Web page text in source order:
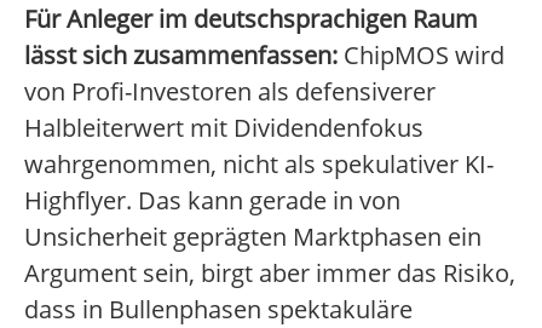
Für Anleger im deutschsprachigen Raum
lässt sich zusammenfassen: ChipMOS wird
von Profi-Investoren als defensiverer
Halbleiterwert mit Dividendenfokus
wahrgenommen, nicht als spekulativer KI-
Highflyer. Das kann gerade in von
Unsicherheit geprägten Marktphasen ein
Argument sein, birgt aber immer das Risiko,
dass in Bullenphasen spektakuläre